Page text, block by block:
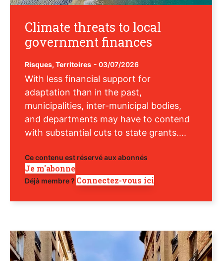
Climate threats to local
government finances
Risques, Territoires - 03/07/2026
With less financial support for
adaptation than in the past,
municipalities, inter-municipal bodies,
and departments may have to contend
with substantial cuts to state grants....
Ce contenu est réservé aux abonnés
Je m'abonne
Déjà membre ? Connectez-vous ici